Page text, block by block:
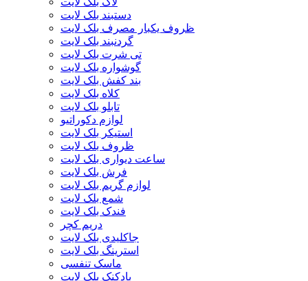
دستبند بلک لایت
ظروف یکبار مصرف بلک لایت
گردنبند بلک لایت
تی شرت بلک لایت
گوشواره بلک لایت
بند کفش بلک لایت
کلاه بلک لایت
تابلو بلک لایت
لوازم دکوراتیو
استیکر بلک لایت
ظروف بلک لایت
ساعت دیواری بلک لایت
فرش بلک لایت
لوازم گریم بلک لایت
شمع بلک لایت
فندک بلک لایت
دریم کچر
جاکلیدی بلک لایت
استرینگ بلک لایت
ماسک تنفسی
بادکنک بلک لایت